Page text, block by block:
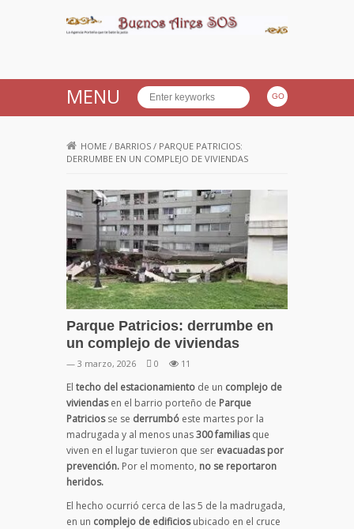
MENU
HOME / BARRIOS / PARQUE PATRICIOS:
DERRUMBE EN UN COMPLEJO DE VIVIENDAS
Parque Patricios: derrumbe en
un complejo de viviendas
— 3 marzo, 2026 0 11
El techo del estacionamiento de un complejo de
viviendasen el barrio porteño de Parque
Patriciosse se derrumbó este martes por la
madrugada y al menos unas300 familiasque
viven en el lugar tuvieron que ser evacuadas por
prevención. Por el momento, no se reportaron
heridos.
El hecho ocurrió cerca de las 5 de la madrugada,
en un complejo de edificiosubicado en el cruce